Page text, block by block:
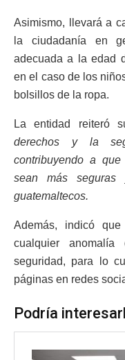
Asimismo, llevará a
la ciudadanía en
adecuada a la edad
en el caso de los
bolsillos de la ropa.
La entidad reiteró
derechos y la
contribuyendo a
sean más seguras
guatemaltecos.
Además, indicó
cualquier
seguridad, para lo
páginas en redes
Podría